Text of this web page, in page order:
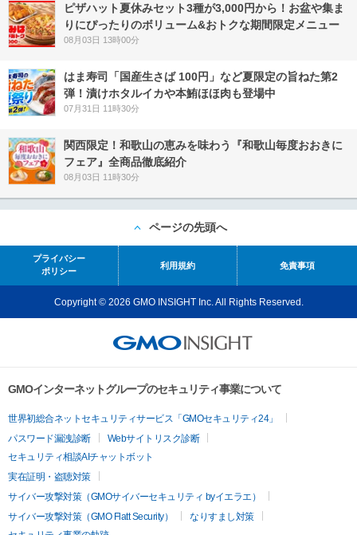
ピザハット夏休みセット3種が3,000円から！お盆や集ま
りにぴったりのボリューム&おトクな期間限定メニュー
08月03日 13時00分
はま寿司「国産生さば 100円」など夏限定の旨ねた第2
弾！漬けホタルイカや本鮪ほほ肉も登場中
07月31日 11時30分
関西限定！和歌山の恵みを味わう『和歌山毎度おおきに
フェア』全商品徹底紹介
08月03日 11時30分
ページの先頭へ
プライバシー
ポリシー
利用規約 免責事項
Copyright © 2026 GMO INSIGHT Inc. All Rights Reserved.
GMOインターネットグループのセキュリティ事業について
世界初総合ネットセキュリティサービス「GMOセキュリティ24」
パスワード漏洩診断
Webサイトリスク診断
セキュリティ相談AIチャットボット
実在証明・盗聴対策
サイバー攻撃対策（GMOサイバーセキュリティ byイエラエ）
サイバー攻撃対策（GMO Flatt Security）
なりすまし対策